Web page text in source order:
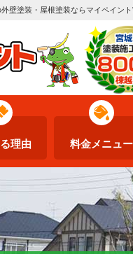
壁塗装・屋根塗装ならマイペイン
理由 料金メニュー